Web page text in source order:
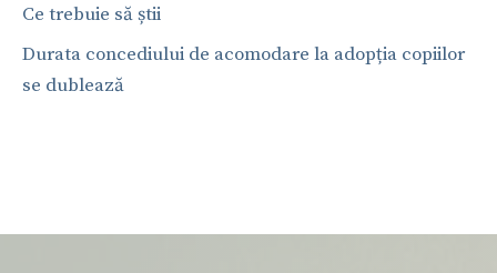
Ce trebuie să știi
Durata concediului de acomodare la adopția copiilor
se dublează